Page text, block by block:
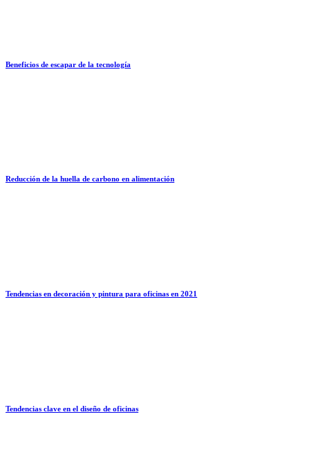
Beneficios de escapar de la tecnología
Reducción de la huella de carbono en alimentación
Tendencias en decoración y pintura para oficinas en 2021
Tendencias clave en el diseño de oficinas